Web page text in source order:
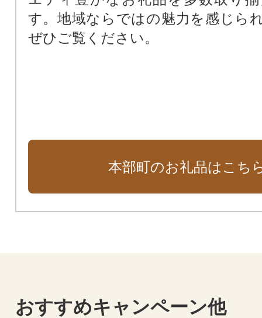
す。地域ならではの魅力を感じら
ぜひご覧ください。
本部町のお礼品はこち
おすすめキャンペーン他